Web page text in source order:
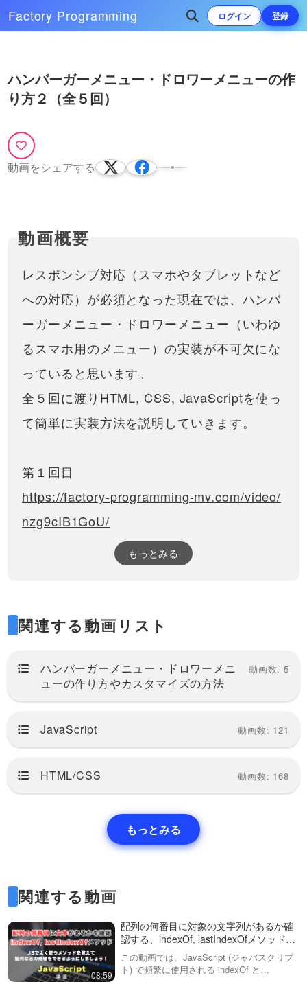
Factory Programming ログイン 登録
次によく再生されている動画
会員）することで閲覧可能です。
https://factory-programming-mv.c…
ハンバーガーメニュー・ドロワーメニューの作
り方２（全５回）
動画をシェアする
レスポンシブ対応（スマホやタブレットなど
への対応）が必須となった現在では、ハンバ
ーガーメニュー・ドロワーメニュー（いわゆ
るスマホ用のメニュー）の実装が不可欠にな
っていると思います。
全５回に渡りHTML, CSS, JavaScriptを使っ
て簡単に実装方法を説明していきます。
第１回目
https://factory-programming-mv.com/video/
nzg9cIB1GoU/
6BlNtjuPDfA/
第４回目
https://factory-programming-mv.com/video/
第５回目
https://factory-programming-mv.com/video/
YdEzj8p8pTQ/
もっとみる
関連する動画リスト
ハンバーガーメニュー・ドロワーメニ
ューの作り方やカスタマイズの方法
動画数: 5
JavaScript 動画数: 121
HTML/CSS 動画数: 168
もっとみる
関連する動画
08:59
配列の何番目に対象の文字列があるか確
認する、indexOf, lastIndexOfメソッドに
ついて紹介！
この動画では、JavaScript (ジャバスクリプ
ト) で頻繁に使用される indexOf と